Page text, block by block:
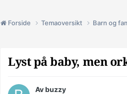
Forside Temaoversikt Barn og
Lyst på baby, men
Av buzzy